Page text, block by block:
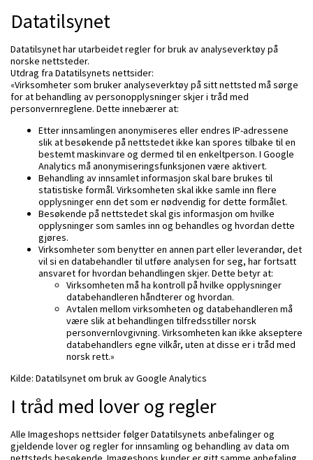
Datatilsynet
Datatilsynet har utarbeidet regler for bruk av analyseverktøy på
norske nettsteder.
Utdrag fra Datatilsynets nettsider:
«Virksomheter som bruker analyseverktøy på sitt nettsted må sørge
for at behandling av personopplysninger skjer i tråd med
personvernreglene. Dette innebærer at:
Etter innsamlingen anonymiseres eller endres IP-adressene
slik at besøkende på nettstedet ikke kan spores tilbake til en
bestemt maskinvare og dermed til en enkeltperson. I Google
Analytics må anonymiseringsfunksjonen være aktivert.
Behandling av innsamlet informasjon skal bare brukes til
statistiske formål. Virksomheten skal ikke samle inn flere
opplysninger enn det som er nødvendig for dette formålet.
Besøkende på nettstedet skal gis informasjon om hvilke
opplysninger som samles inn og behandles og hvordan dette
gjøres.
Virksomheter som benytter en annen part eller leverandør, det
vil si en databehandler til utføre analysen for seg, har fortsatt
ansvaret for hvordan behandlingen skjer. Dette betyr at:
Virksomheten må ha kontroll på hvilke opplysninger
databehandleren håndterer og hvordan.
Avtalen mellom virksomheten og databehandleren må
være slik at behandlingen tilfredsstiller norsk
personvernlovgivning. Virksomheten kan ikke akseptere
databehandlers egne vilkår, uten at disse er i tråd med
norsk rett.»
Kilde: Datatilsynet om bruk av Google Analytics
I tråd med lover og regler
Alle Imageshops nettsider følger Datatilsynets anbefalinger og
gjeldende lover og regler for innsamling og behandling av data om